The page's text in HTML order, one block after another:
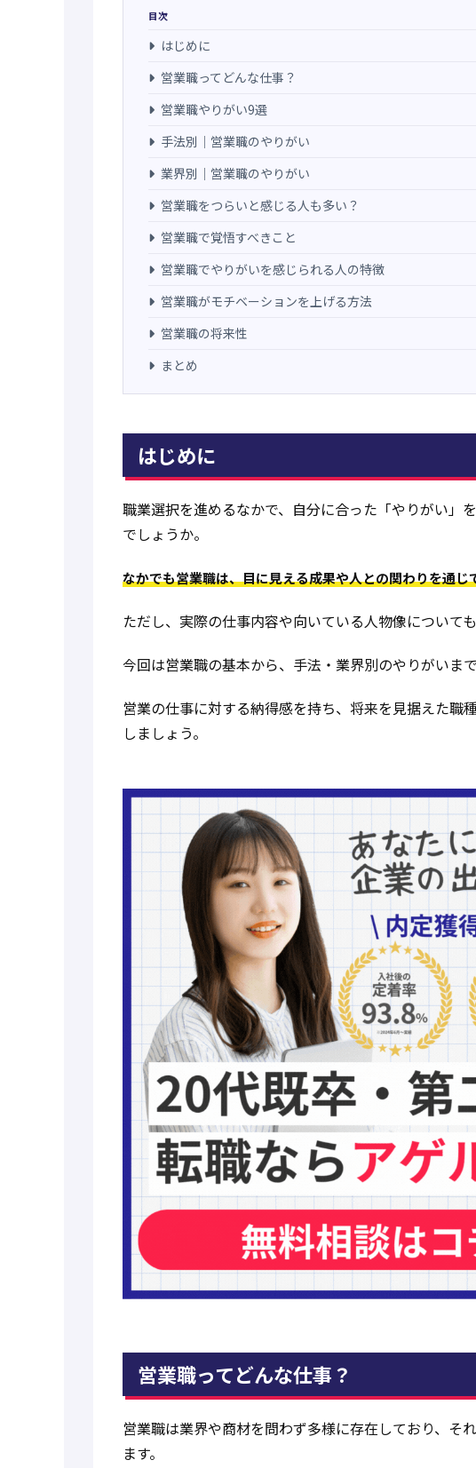
目次
はじめに
営業職ってどんな仕事？
営業職やりがい9選
手法別｜営業職のやりがい
業界別｜営業職のやりがい
営業職をつらいと感じる人も多い？
営業職で覚悟すべきこと
営業職でやりがいを感じられる人の特徴
営業職がモチベーションを上げる方法
営業職の将来性
まとめ
はじめに
職業選択を進めるなかで、自分に合った「やりがい」
でしょうか。
なかでも営業職は、目に見える成果や人との関わりを通
ただし、実際の仕事内容や向いている人物像について
今回は営業職の基本から、手法・業界別のやりがいま
営業の仕事に対する納得感を持ち、将来を見据えた職
しましょう。
営業職ってどんな仕事？
営業職は業界や商材を問わず多様に存在しており、そ
ます。